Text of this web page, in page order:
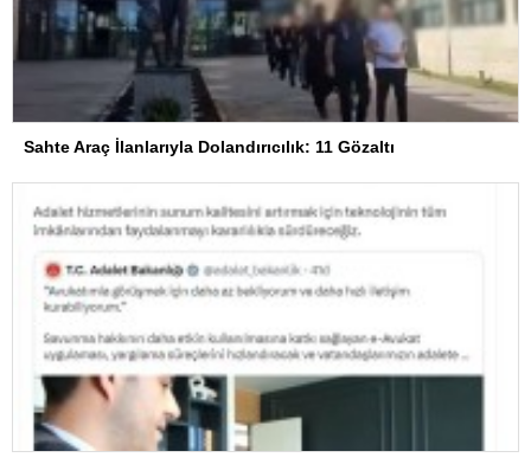
Sahte Araç İlanlarıyla Dolandırıcılık: 11 Gözaltı